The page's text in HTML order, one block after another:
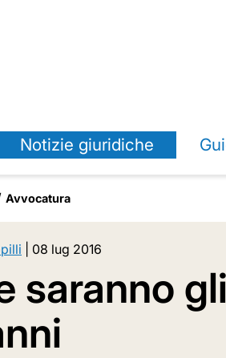
Notizie giuridiche
Avvocatura
08 lug 2016
saranno